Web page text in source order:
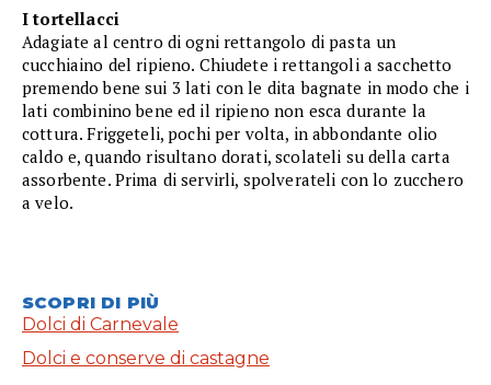
I tortellacci
Adagiate al centro di ogni rettangolo di pasta un
cucchiaino del ripieno. Chiudete i rettangoli a sacchetto
premendo bene sui 3 lati con le dita bagnate in modo che i
lati combinino bene ed il ripieno non esca durante la
cottura. Friggeteli, pochi per volta, in abbondante olio
caldo e, quando risultano dorati, scolateli su della carta
assorbente. Prima di servirli, spolverateli con lo zucchero
a velo.
SCOPRI DI PIÙ
Dolci di Carnevale
Dolci e conserve di castagne